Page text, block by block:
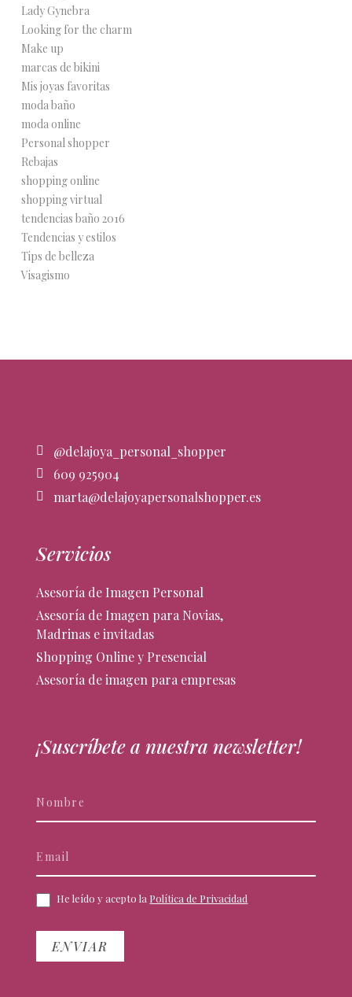
Lady Gynebra
Looking for the charm
Make up
marcas de bikini
Mis joyas favoritas
moda baño
moda online
Personal shopper
Rebajas
shopping online
shopping virtual
tendencias baño 2016
Tendencias y estilos
Tips de belleza
Visagismo
@delajoya_personal_shopper
609 925904
marta@delajoyapersonalshopper.es
Servicios
Asesoría de Imagen Personal
Asesoría de Imagen para Novias,
Madrinas e invitadas
Shopping Online y Presencial
Asesoría de imagen para empresas
¡Suscríbete a nuestra newsletter!
He leído y acepto la Política de Privacidad
ENVIAR
eres
deja
en